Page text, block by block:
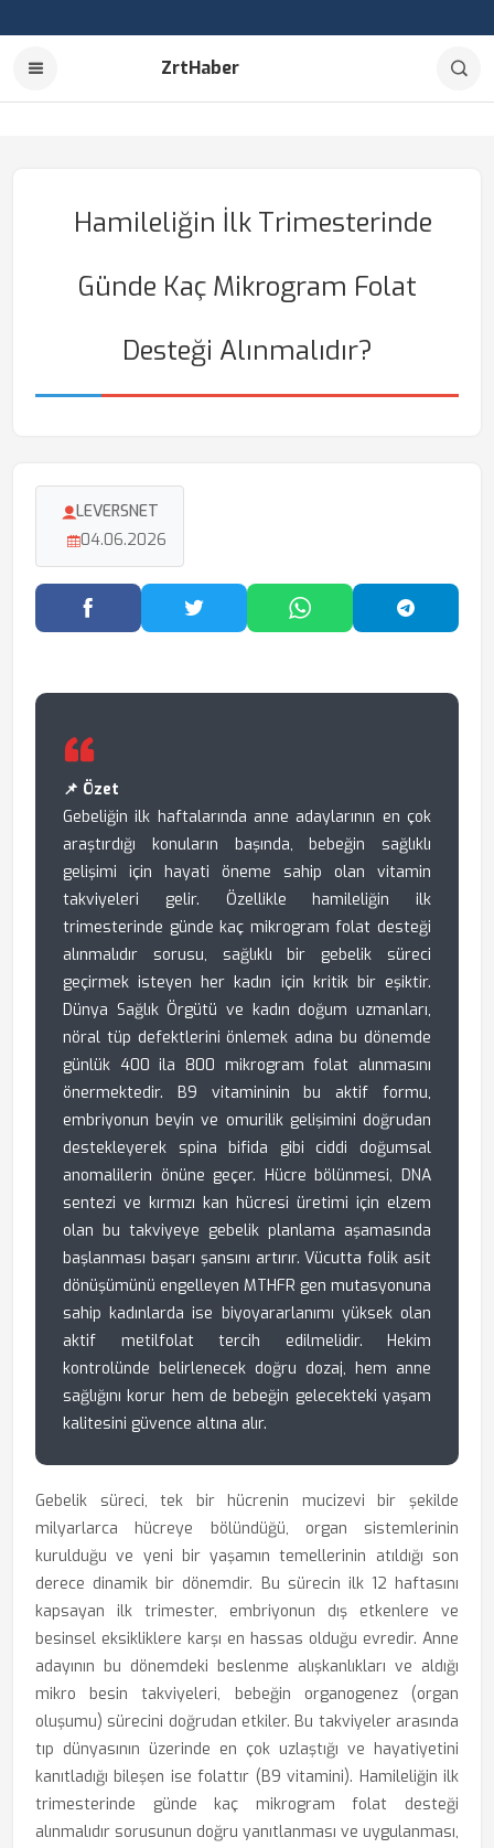
ZrtHaber
Hamileliğin İlk Trimesterinde
Günde Kaç Mikrogram Folat
Desteği Alınmalıdır?
LEVERSNET
04.06.2026
Facebook'ta PaylaşTwitter'da PaylaşWhatsApp'ta Paylaş
📌 Özet
Gebeliğin ilk haftalarında anne adaylarının en çok
araştırdığı konuların başında, bebeğin sağlıklı
gelişimi için hayati öneme sahip olan vitamin
takviyeleri gelir. Özellikle hamileliğin ilk
trimesterinde günde kaç mikrogram folat desteği
alınmalıdır sorusu, sağlıklı bir gebelik süreci
geçirmek isteyen her kadın için kritik bir eşiktir.
Dünya Sağlık Örgütü ve kadın doğum uzmanları,
nöral tüp defektlerini önlemek adına bu dönemde
günlük 400 ila 800 mikrogram folat alınmasını
önermektedir. B9 vitamininin bu aktif formu,
embriyonun beyin ve omurilik gelişimini doğrudan
destekleyerek spina bifida gibi ciddi doğumsal
anomalilerin önüne geçer. Hücre bölünmesi, DNA
sentezi ve kırmızı kan hücresi üretimi için elzem
olan bu takviyeye gebelik planlama aşamasında
başlanması başarı şansını artırır. Vücutta folik asit
dönüşümünü engelleyen MTHFR gen mutasyonuna
sahip kadınlarda ise biyoyararlanımı yüksek olan
aktif metilfolat tercih edilmelidir. Hekim
kontrolünde belirlenecek doğru dozaj, hem anne
sağlığını korur hem de bebeğin gelecekteki yaşam
kalitesini güvence altına alır.
Gebelik süreci, tek bir hücrenin mucizevi bir şekilde
milyarlarca hücreye bölündüğü, organ sistemlerinin
kurulduğu ve yeni bir yaşamın temellerinin atıldığı son
derece dinamik bir dönemdir. Bu sürecin ilk 12 haftasını
kapsayan ilk trimester, embriyonun dış etkenlere ve
besinsel eksikliklere karşı en hassas olduğu evredir. Anne
adayının bu dönemdeki beslenme alışkanlıkları ve aldığı
mikro besin takviyeleri, bebeğin organogenez (organ
oluşumu) sürecini doğrudan etkiler. Bu takviyeler arasında
tıp dünyasının üzerinde en çok uzlaştığı ve hayatiyetini
kanıtladığı bileşen ise folattır (B9 vitamini). Hamileliğin ilk
trimesterinde günde kaç mikrogram folat desteği
alınmalıdır sorusunun doğru yanıtlanması ve uygulanması,